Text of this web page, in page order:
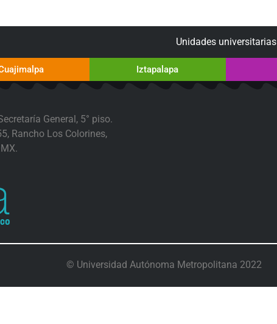
Unidades universitarias
Iztapalapa
General, 5° piso.
Rancho Los Colorines,
© Universidad Autónoma Metropolitana 2022